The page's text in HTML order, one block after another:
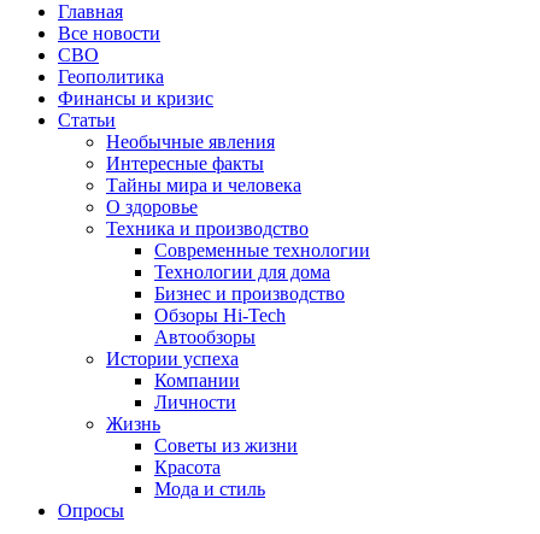
Главная
Все новости
СВО
Геополитика
Финансы и кризис
Статьи
Необычные явления
Интересные факты
Тайны мира и человека
О здоровье
Техника и производство
Современные технологии
Технологии для дома
Бизнес и производство
Обзоры Hi-Tech
Автообзоры
Истории успеха
Компании
Личности
Жизнь
Советы из жизни
Красота
Мода и стиль
Опросы